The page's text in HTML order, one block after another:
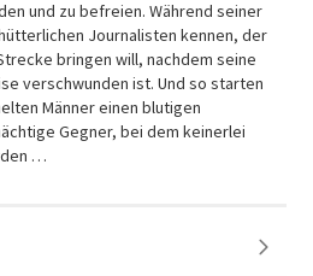
und zu befreien. Während seiner
Journalisten kennen, der
bringen will, nachdem seine
verschwunden ist. Und so starten
Männer einen blutigen
Gegner, bei dem keinerlei
…